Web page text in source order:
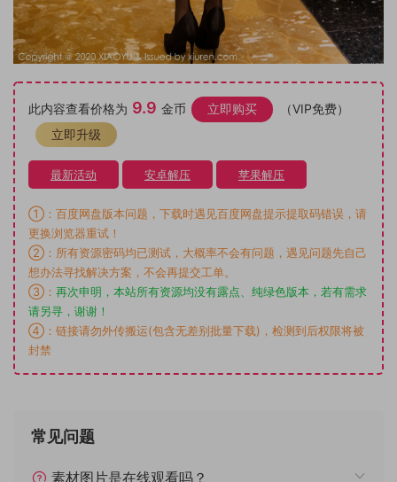
此内容查看价格为 9.9 金币 立即购买
（VIP免费）
立即升级
最新活动 安卓解压 苹果解压
①：百度网盘版本问题，下载时遇见百度网盘提示提取码错误，请
更换浏览器重试！
②：所有资源密码均已测试，大概率不会有问题，遇见问题先自己
想办法寻找解决方案，不会再提交工单。
③： 再次申明，本站所有资源均没有露点、纯绿色版本，若有需求
请另寻，谢谢！
④：链接请勿外传搬运(包含无差别批量下载)，检测到后权限将被
封禁
常见问题
素材图片是在线观看吗？